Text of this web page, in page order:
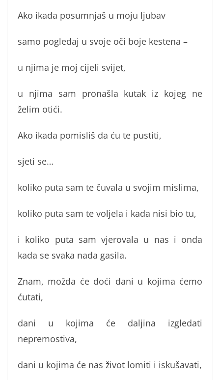
Ako ikada posumnjaš u moju ljubav
samo pogledaj u svoje oči boje kestena –
u njima je moj cijeli svijet,
u njima sam pronašla kutak iz kojeg ne
želim otići.
Ako ikada pomisliš da ću te pustiti,
sjeti se…
koliko puta sam te čuvala u svojim mislima,
koliko puta sam te voljela i kada nisi bio tu,
i koliko puta sam vjerovala u nas i onda
kada se svaka nada gasila.
Znam, možda će doći dani u kojima ćemo
ćutati,
dani u kojima će daljina izgledati
nepremostiva,
dani u kojima će nas život lomiti i iskušavati,